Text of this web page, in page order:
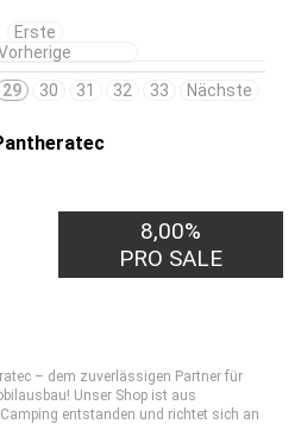
Erste
29 30 31 32 33 Nächste
8,00%
PRO SALE
– dem zuverlässigen Partner für
Unser Shop ist aus
entstanden und richtet sich an